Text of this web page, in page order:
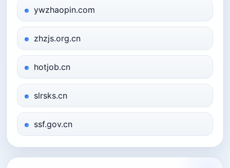
ywzhaopin.com
zhzjs.org.cn
hotjob.cn
slrsks.cn
ssf.gov.cn